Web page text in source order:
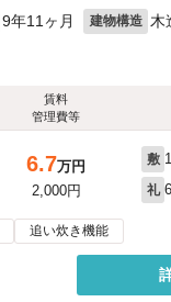
9年11ヶ月 建物構造 木
賃料
管理費等
6.7万円
2,000円
敷
礼
追い炊き機能